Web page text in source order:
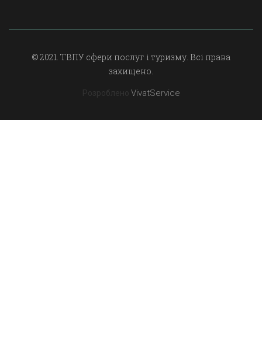
© 2021. ТВПУ сфери послуг і туризму. Всі права
захищено.
Розроблено VivatService